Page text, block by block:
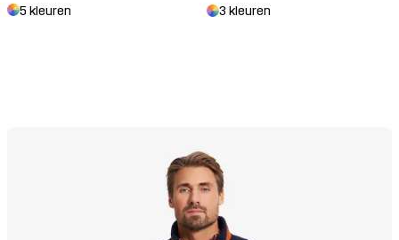
5 kleuren 3 kleuren